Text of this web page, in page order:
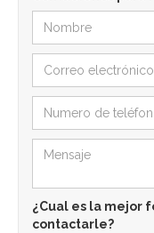
¿Cual es la mejor
contactarle?